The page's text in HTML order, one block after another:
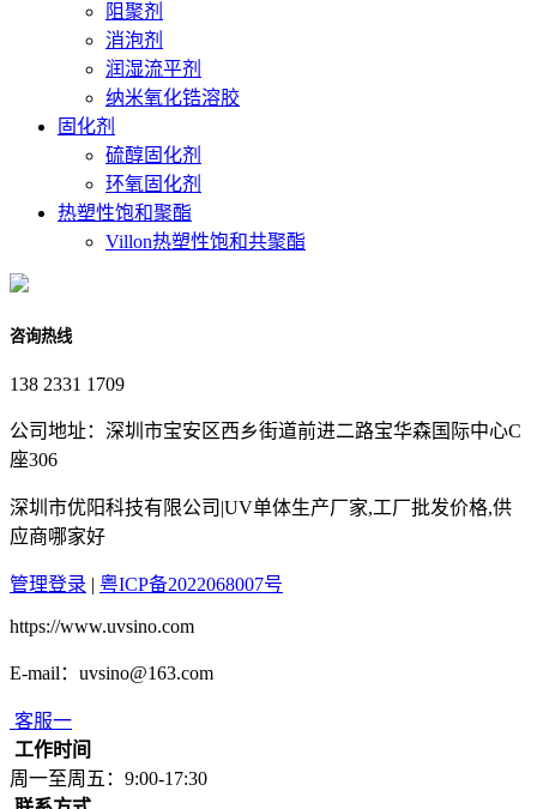
阻聚剂
消泡剂
润湿流平剂
纳米氧化锆溶胶
固化剂
硫醇固化剂
环氧固化剂
热塑性饱和聚酯
Villon热塑性饱和共聚酯
咨询热线
138 2331 1709
公司地址：深圳市宝安区西乡街道前进二路宝华森国际中心C
座306
深圳市优阳科技有限公司|UV单体生产厂家,工厂批发价格,供
应商哪家好
管理登录 | 粤ICP备2022068007号
https://www.uvsino.com
E-mail：uvsino@163.com
客服一
工作时间
周一至周五：9:00-17:30